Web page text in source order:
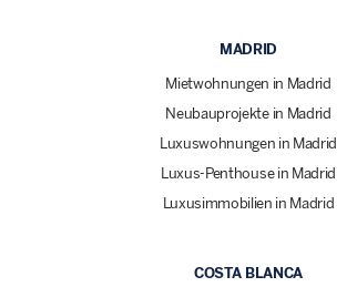
MADRID
Mietwohnungen in Madrid
Neubauprojekte in Madrid
Luxuswohnungen in Madrid
Luxus-Penthouse in Madrid
Luxusimmobilien in Madrid
COSTA BLANCA